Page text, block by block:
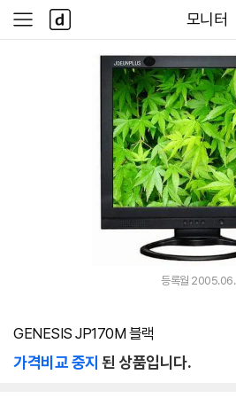
모니터
사
이
다
나
와
등록월 2005.06.
GENESIS JP170M 블랙
가격비교 중지 된 상품입니다.